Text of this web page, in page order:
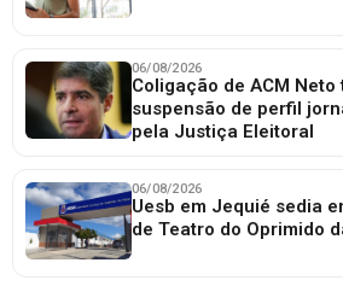
06/08/2026
Coligação de ACM
suspensão de perfil
pela Justiça Eleitoral
06/08/2026
Uesb em Jequié sedia
de Teatro do Oprimido